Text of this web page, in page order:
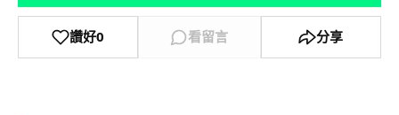
讚好0 看留言 分享